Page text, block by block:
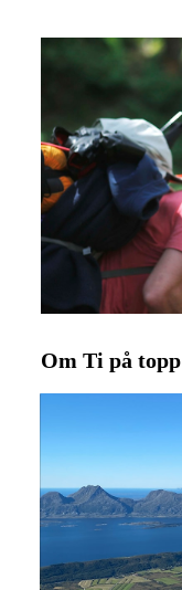
Om Ti på topp